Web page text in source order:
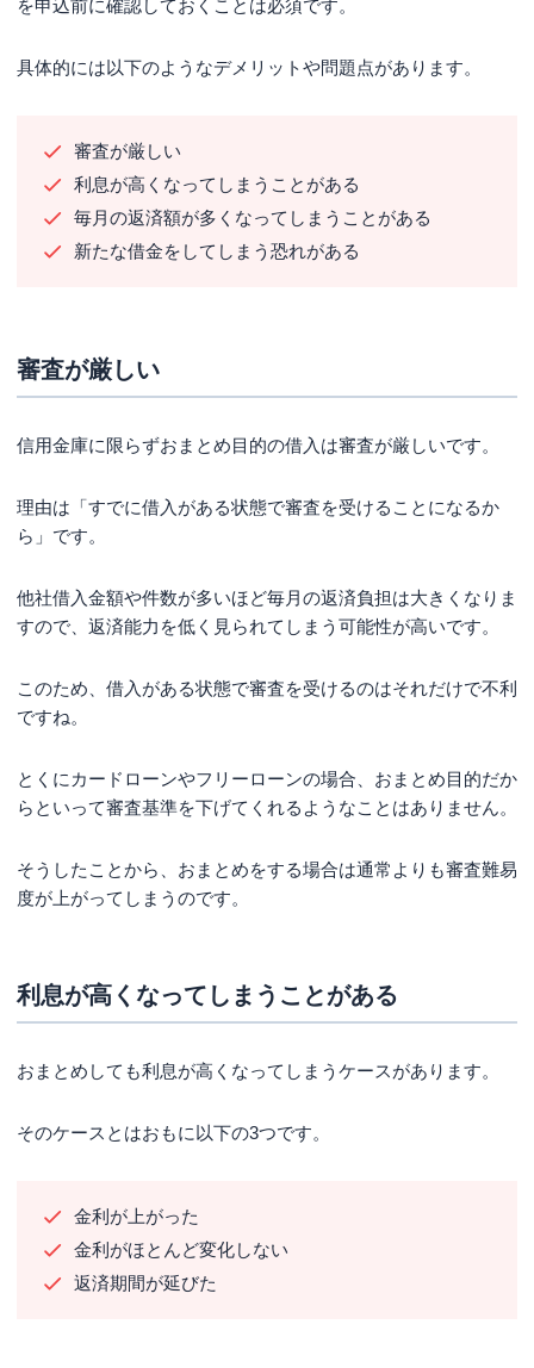
を申込前に確認しておくことは必須です。
具体的には以下のようなデメリットや問題点があります。
審査が厳しい
利息が高くなってしまうことがある
毎月の返済額が多くなってしまうことがある
新たな借金をしてしまう恐れがある
審査が厳しい
信用金庫に限らずおまとめ目的の借入は審査が厳しいです。
理由は「すでに借入がある状態で審査を受けることになるか
ら」です。
他社借入金額や件数が多いほど毎月の返済負担は大きくなりま
すので、返済能力を低く見られてしまう可能性が高いです。
このため、借入がある状態で審査を受けるのはそれだけで不利
ですね。
とくにカードローンやフリーローンの場合、おまとめ目的だか
らといって審査基準を下げてくれるようなことはありません。
そうしたことから、おまとめをする場合は通常よりも審査難易
度が上がってしまうのです。
利息が高くなってしまうことがある
おまとめしても利息が高くなってしまうケースがあります。
そのケースとはおもに以下の3つです。
金利が上がった
金利がほとんど変化しない
返済期間が延びた